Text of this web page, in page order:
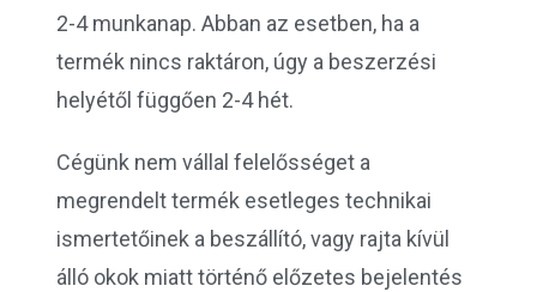
2-4 munkanap. Abban az esetben, ha a
termék nincs raktáron, úgy a beszerzési
helyétől függően 2-4 hét.
Cégünk nem vállal felelősséget a
megrendelt termék esetleges technikai
ismertetőinek a beszállító, vagy rajta kívül
álló okok miatt történő előzetes bejelentés